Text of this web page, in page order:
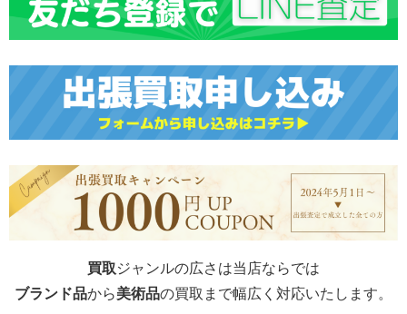
買取ジャンルの広さは当店ならでは
ブランド品から美術品の買取まで幅広く対応いたします。